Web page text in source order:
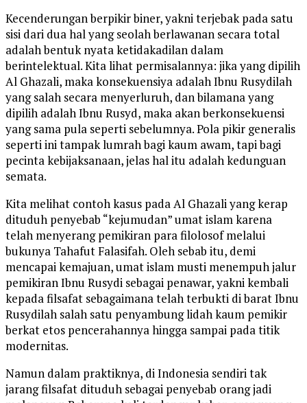
Kecenderungan berpikir biner, yakni terjebak pada satu
sisi dari dua hal yang seolah berlawanan secara total
adalah bentuk nyata ketidakadilan dalam
berintelektual. Kita lihat permisalannya: jika yang dipilih
Al Ghazali, maka konsekuensiya adalah Ibnu Rusydilah
yang salah secara menyerluruh, dan bilamana yang
dipilih adalah Ibnu Rusyd, maka akan berkonsekuensi
yang sama pula seperti sebelumnya. Pola pikir generalis
seperti ini tampak lumrah bagi kaum awam, tapi bagi
pecinta kebijaksanaan, jelas hal itu adalah kedunguan
semata.
Kita melihat contoh kasus pada Al Ghazali yang kerap
dituduh penyebab “kejumudan” umat islam karena
telah menyerang pemikiran para filolosof melalui
bukunya Tahafut Falasifah. Oleh sebab itu, demi
mencapai kemajuan, umat islam musti menempuh jalur
pemikiran Ibnu Rusydi sebagai penawar, yakni kembali
kepada filsafat sebagaimana telah terbukti di barat Ibnu
Rusydilah salah satu penyambung lidah kaum pemikir
berkat etos pencerahannya hingga sampai pada titik
modernitas.
Namun dalam praktiknya, di Indonesia sendiri tak
jarang filsafat dituduh sebagai penyebab orang jadi